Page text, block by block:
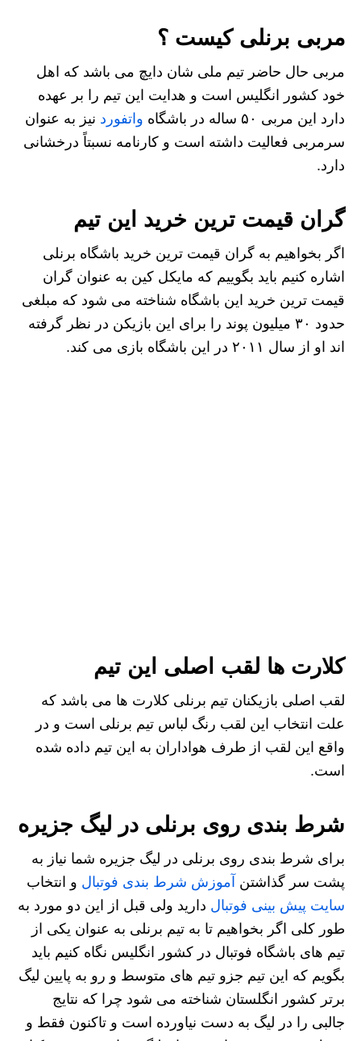
مربی برنلی کیست ؟
مربی حال حاضر تیم ملی شان دایچ می باشد که اهل
خود کشور انگلیس است و هدایت این تیم را بر عهده
دارد این مربی ۵۰ ساله در باشگاه
واتفورد نیز به عنوان
سرمربی فعالیت داشته است و کارنامه نسبتاً درخشانی
دارد.
گران قیمت ترین خرید این تیم
اگر بخواهیم به گران قیمت ترین خرید باشگاه برنلی
اشاره کنیم باید بگوییم که مایکل کین به عنوان گران
قیمت ترین خرید این باشگاه شناخته می شود که مبلغی
حدود ۳۰ میلیون پوند را برای این بازیکن در نظر گرفته
اند او از سال ۲۰۱۱ در این باشگاه بازی می کند.
کلارت ها لقب اصلی این تیم
لقب اصلی بازیکنان تیم برنلی کلارت ها می باشد که
علت انتخاب این لقب رنگ لباس تیم برنلی است و در
واقع این لقب از طرف هواداران به این تیم داده شده
است.
شرط بندی روی برنلی در لیگ جزیره
برای شرط بندی روی برنلی در لیگ جزیره شما نیاز به
پشت سر گذاشتن آموزش شرط بندی فوتبال و انتخاب
سایت پیش بینی فوتبال دارید ولی قبل از این دو مورد به
طور کلی اگر بخواهیم تا به تیم برنلی به عنوان یکی از
تیم های باشگاه فوتبال در کشور انگلیس نگاه کنیم باید
بگویم که این تیم جزو تیم های متوسط و رو به پایین لیگ
برتر کشور انگلستان شناخته می شود چرا که نتایج
جالبی را در لیگ به دست نیاورده است و تاکنون فقط و